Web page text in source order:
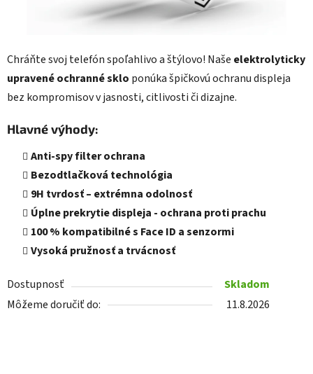
Chráňte svoj telefón spoľahlivo a štýlovo! Naše elektrolyticky
upravené ochranné sklo ponúka špičkovú ochranu displeja
bez kompromisov v jasnosti, citlivosti či dizajne.
Hlavné výhody:
Anti-spy filter ochrana
Bezodtlačková technológia
9H tvrdosť – extrémna odolnosť
Úplne prekrytie displeja - ochrana proti prachu
100 % kompatibilné s Face ID a senzormi
Vysoká pružnosť a trvácnosť
Dostupnosť
Skladom
Môžeme doručiť do:
11.8.2026